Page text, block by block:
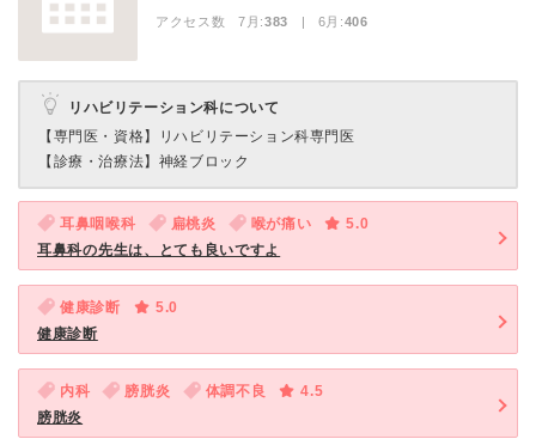
アクセス数 7月:383 | 6月:406
リハビリテーション科について
【専門医・資格】
リハビリテーション科専門医
【診療・治療法】 神経ブロック
耳鼻咽喉科 扁桃炎 喉が痛い
5.0
耳鼻科の先生は、とても良いですよ
健康診断
5.0
健康診断
内科 膀胱炎 体調不良
4.5
膀胱炎